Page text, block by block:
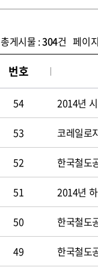
총게시물 :304건 페이
번호
54 2014년
53 코레일로
52 한국철도
51 2014년
50 한국철도
49 한국철도